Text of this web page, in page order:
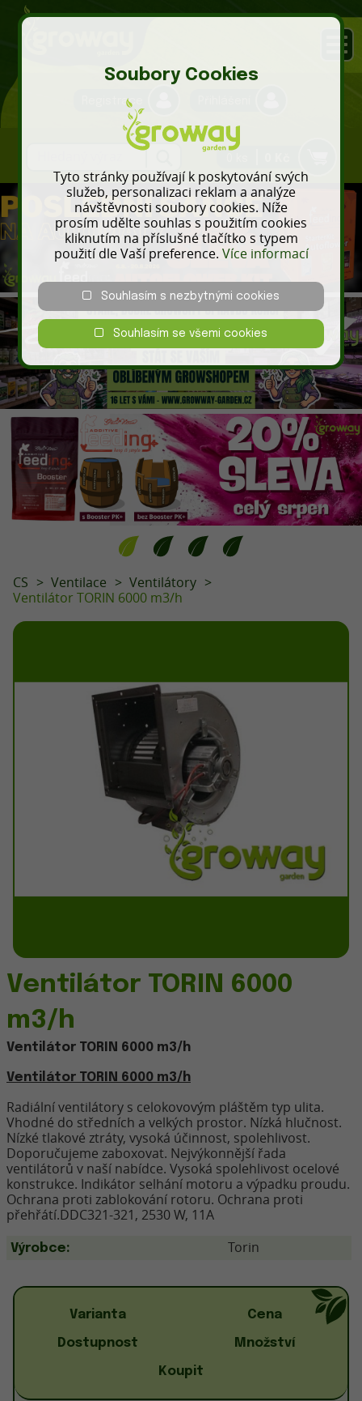
Soubory Cookies
Tyto stránky používají k poskytování svých
služeb, personalizaci reklam a analýze
návštěvnosti soubory cookies. Níže
prosím udělte souhlas s použitím cookies
kliknutím na příslušné tlačítko s typem
použití dle Vaší preference. Více informací
Souhlasím s nezbytnými cookies
Souhlasím se všemi cookies
Registrace
CS Ventilace
Ventilátory
Ventilátor TORIN 6000 m3/h
Ventilátor TORIN 6000
m3/h
Ventilátor TORIN 6000 m3/h
Ventilátor TORIN 6000 m3/h
Radiální ventilátory s celokovovým pláštěm typ ulita.
Vhodné do středních a velkých prostor. Nízká hlučnost.
Nízké tlakové ztráty, vysoká účinnost, spolehlivost.
Doporučujeme zaboxovat. Nejvýkonnější řada
ventilátorů v naší nabídce. Vysoká spolehlivost ocelové
konstrukce. Indikátor selhání motoru a výpadku proudu.
Ochrana proti zablokování rotoru. Ochrana proti
přehřátí.DDC321-321, 2530 W, 11A
Výrobce: Torin
Varianta Cena
Dostupnost Množství
Koupit